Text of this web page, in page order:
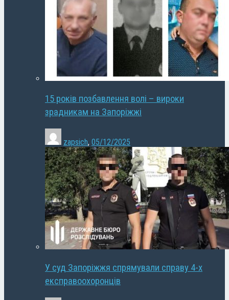
15 років позбавлення волі – вироки
зрадникам на Запоріжжі
zapsich, 05/12/2025
У суд Запоріжжя спрямували справу 4-х
експравоохоронців